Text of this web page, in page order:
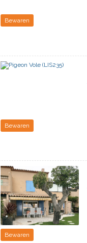
Bewaren
Bewaren
Bewaren